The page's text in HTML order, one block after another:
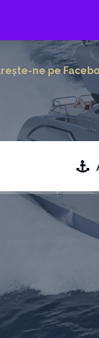
ne pe